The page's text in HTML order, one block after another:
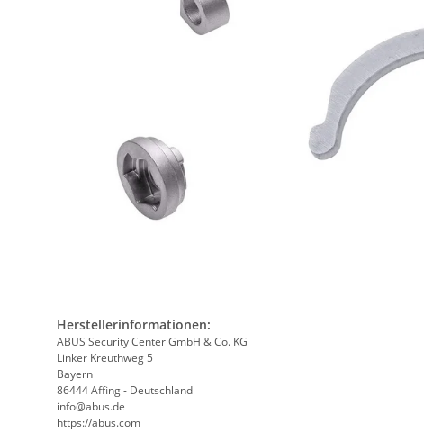
Herstellerinformationen:
ABUS Security Center GmbH & Co. KG
Linker Kreuthweg 5
Bayern
86444 Affing - Deutschland
info@abus.de
https://abus.com